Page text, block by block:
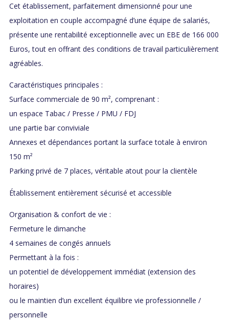
Cet établissement, parfaitement dimensionné pour une
exploitation en couple accompagné d’une équipe de salariés,
présente une rentabilité exceptionnelle avec un EBE de 166 000
Euros, tout en offrant des conditions de travail particulièrement
agréables.
Caractéristiques principales :
Surface commerciale de 90 m², comprenant :
un espace Tabac / Presse / PMU / FDJ
une partie bar conviviale
Annexes et dépendances portant la surface totale à environ
150 m²
Parking privé de 7 places, véritable atout pour la clientèle
Établissement entièrement sécurisé et accessible
Organisation & confort de vie :
Fermeture le dimanche
4 semaines de congés annuels
Permettant à la fois :
un potentiel de développement immédiat (extension des
horaires)
ou le maintien d’un excellent équilibre vie professionnelle /
personnelle